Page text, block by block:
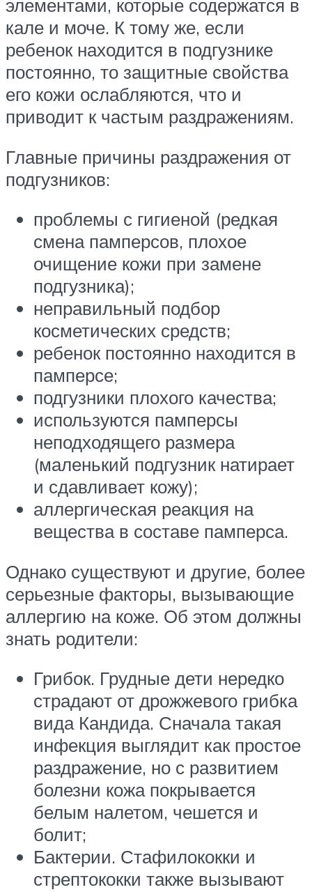
элементами, которые содержатся в
кале и моче. К тому же, если
ребенок находится в подгузнике
постоянно, то защитные свойства
его кожи ослабляются, что и
приводит к частым раздражениям.
Главные причины раздражения от
подгузников:
проблемы с гигиеной (редкая
смена памперсов, плохое
очищение кожи при замене
подгузника);
неправильный подбор
косметических средств;
ребенок постоянно находится в
памперсе;
подгузники плохого качества;
используются памперсы
неподходящего размера
(маленький подгузник натирает
и сдавливает кожу);
аллергическая реакция на
вещества в составе памперса.
Однако существуют и другие, более
серьезные факторы, вызывающие
аллергию на коже. Об этом должны
знать родители:
Грибок. Грудные дети нередко
страдают от дрожжевого грибка
вида Кандида. Сначала такая
инфекция выглядит как простое
раздражение, но с развитием
болезни кожа покрывается
белым налетом, чешется и
болит;
Бактерии. Стафилококки и
стрептококки также вызывают